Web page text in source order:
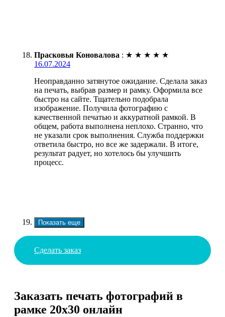
Прасковья Коновалова : ★ ★ ★ ★ ★
16.07.2024
Неоправданно затянутое ожидание. Сделала заказ
на печать, выбрав размер и рамку. Оформила все
быстро на сайте. Тщательно подобрала
изображение. Получила фотографию с
качественной печатью и аккуратной рамкой. В
общем, работа выполнена неплохо. Странно, что
не указали срок выполнения. Служба поддержки
ответила быстро, но все же задержали. В итоге,
результат радует, но хотелось бы улучшить
процесс.
Показать еще
Сделать заказ
Заказать печать фотографий в
рамке 20х30 онлайн